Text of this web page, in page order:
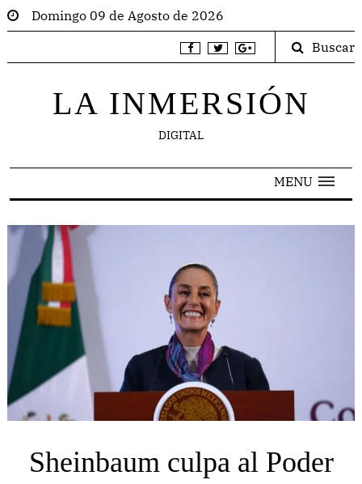
Domingo 09 de Agosto de 2026
Buscar
LA INMERSIÓN
DIGITAL
MENU
Sheinbaum culpa al Poder